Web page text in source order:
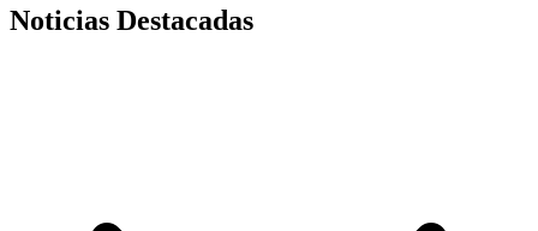
Noticias Destacadas